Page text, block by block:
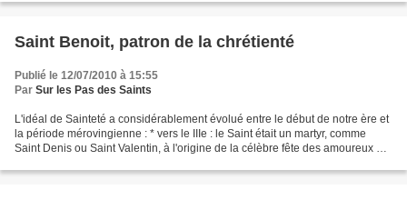
Saint Benoit, patron de la chrétienté
Publié le 12/07/2010 à 15:55
Par Sur les Pas des Saints
L'idéal de Sainteté a considérablement évolué entre le début de notre ère et
la période mérovingienne : * vers le IIIe : le Saint était un martyr, comme
Saint Denis ou Saint Valentin, à l'origine de la célèbre fête des amoureux du